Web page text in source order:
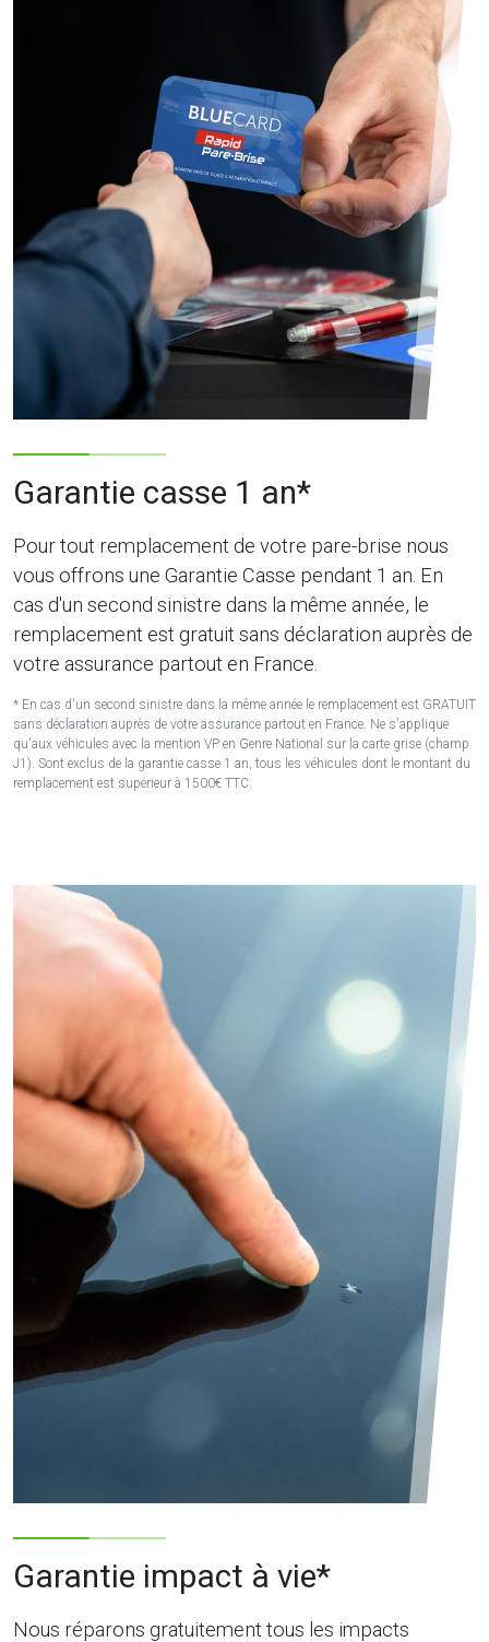
Garantie casse 1 an*
Pour tout remplacement de votre pare-brise nous
vous offrons une Garantie Casse pendant 1 an. En
cas d'un second sinistre dans la même année, le
remplacement est gratuit sans déclaration auprès de
votre assurance partout en France.
* En cas d'un second sinistre dans la même année le remplacement est GRATUIT
sans déclaration auprès de votre assurance partout en France. Ne s'applique
qu'aux véhicules avec la mention VP en Genre National sur la carte grise (champ
J1). Sont exclus de la garantie casse 1 an, tous les véhicules dont le montant du
remplacement est supérieur à 1500€ TTC.
Garantie impact à vie*
Nous réparons gratuitement tous les impacts